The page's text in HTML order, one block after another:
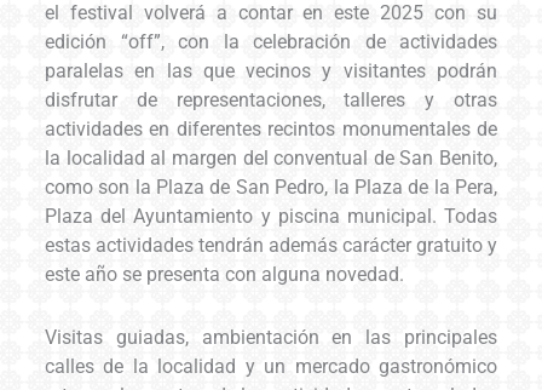
el festival volverá a contar en este 2025 con su
edición “off”, con la celebración de actividades
paralelas en las que vecinos y visitantes podrán
disfrutar de representaciones, talleres y otras
actividades en diferentes recintos monumentales de
la localidad al margen del conventual de San Benito,
como son la Plaza de San Pedro, la Plaza de la Pera,
Plaza del Ayuntamiento y piscina municipal. Todas
estas actividades tendrán además carácter gratuito y
este año se presenta con alguna novedad.
Visitas guiadas, ambientación en las principales
calles de la localidad y un mercado gastronómico